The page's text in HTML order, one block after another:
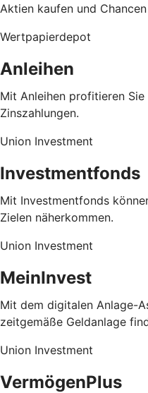
Aktien kaufen und
Wertpapierdepot
Anleihen
Mit Anleihen profitieren
Zinszahlungen.
Union Investment
Investmentfonds
Mit Investmentfonds
Zielen näherkommen.
Union Investment
MeinInvest
Mit dem digitalen Anlage-
zeitgemäße Geldanlage
Union Investment
VermögenPlus